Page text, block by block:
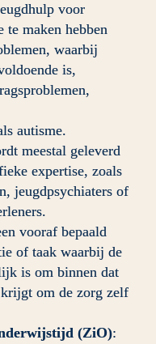
voor
te maken hebben
waarbij
is,
autisme.
meestal geleverd
expertise, zoals
jeugdpsychiaters of
vooraf bepaald
of taak waarbij de
is om binnen dat
om de zorg zelf
(ZiO):